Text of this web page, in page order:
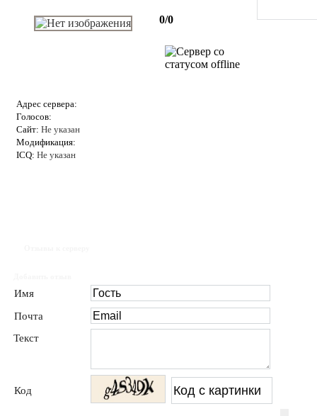
0/0
Адрес сервера:
Голосов:
Сайт: Не указан
Модификация:
ICQ: Не указан
Имя
Почта
Текст
Код